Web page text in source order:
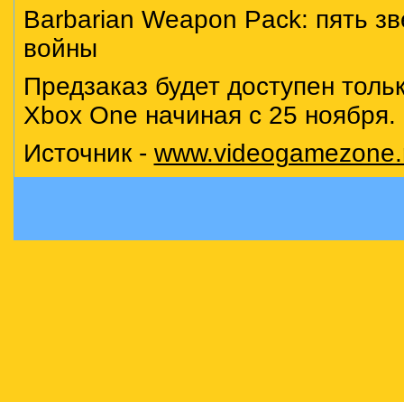
Barbarian Weapon Pack: пять
войны
Предзаказ будет доступен
Xbox One начиная с 25 ноября.
Источник -